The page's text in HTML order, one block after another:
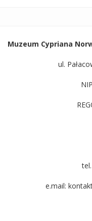
Muzeum Cypriana
ul.
e.mail: